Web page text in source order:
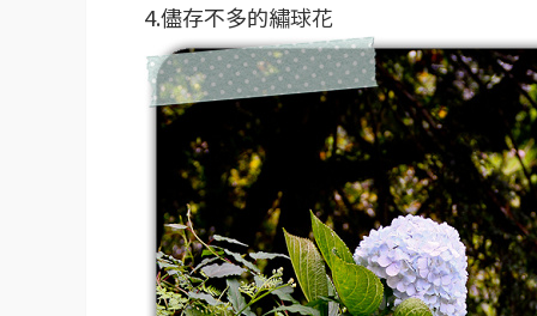
4.儘存不多的繡球花